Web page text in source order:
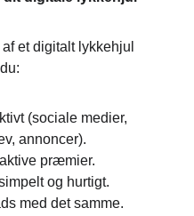
et digitalt lykkehjul
(sociale medier,
annoncer).
præmier.
og hurtigt.
med det samme.